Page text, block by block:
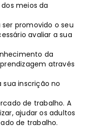
meios da
promovido o seu
avaliar a sua
da
através
sua inscrição no
de trabalho. A
ajudar os adultos
de trabalho.